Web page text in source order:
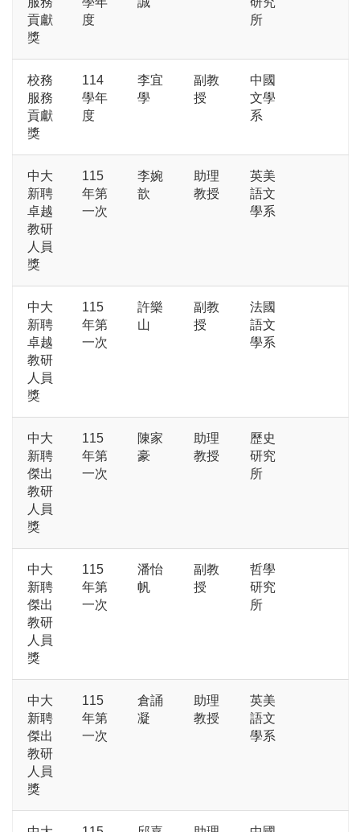
貢獻
獎
度
所
校務
服務
貢獻
獎
114
學年
度
李宜
學
副教
授
中國
文學
系
中大
新聘
卓越
教研
人員
獎
115
年第
一次
李婉
歆
助理
教授
英美
語文
學系
中大
新聘
卓越
教研
人員
獎
115
年第
一次
許樂
山
副教
授
法國
語文
學系
中大
新聘
傑出
教研
人員
獎
115
年第
一次
陳家
豪
助理
教授
歷史
研究
所
中大
新聘
傑出
教研
人員
獎
115
年第
一次
潘怡
帆
副教
授
哲學
研究
所
中大
新聘
傑出
教研
人員
獎
115
年第
一次
倉誦
凝
助理
教授
英美
語文
學系